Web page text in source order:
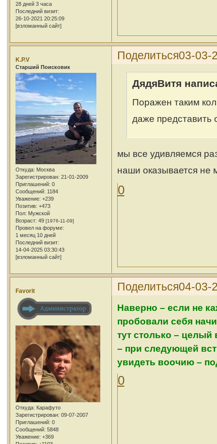
28 дней 3 часа
Последний визит:
26-10-2021 20:25:09
[взломанный сайт]
Поделиться03-03-
K.P.V
Cтарший Поисковик
Откуда: Москва
Зарегистрирован: 21-01-2009
Приглашений: 0
Сообщений: 1184
Уважение: +239
Позитив: +473
Пол: Мужской
Возраст: 49 [1976-11-09]
Провел на форуме:
1 месяц 10 дней
Последний визит:
14-04-2025 03:30:43
[взломанный сайт]
ДядяВитя
Поражен таким
даже представить
мы все удивляемся
наши оказывается
0
Поделиться04-03-
Favorit
Откуда: Карафуто
Зарегистрирован: 09-07-2007
Приглашений: 0
Сообщений: 5848
Уважение: +369
Наверно – если не
пробовали себя
тут столько –
– при следующей
увидеть воочию –
0